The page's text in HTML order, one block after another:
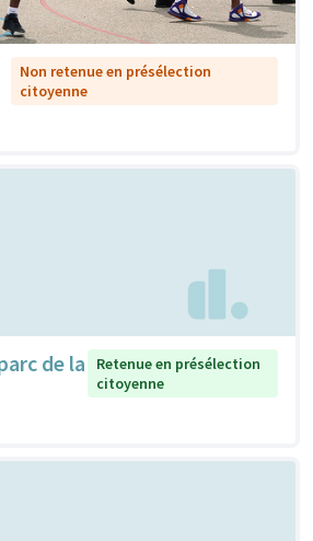
Non retenue en présélection
citoyenne
de la
Retenue en présélection
citoyenne